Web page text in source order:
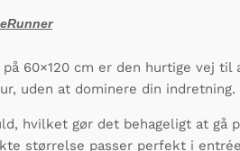
60×120 cm er den hurtige vej
uden at dominere din indretning.
hvilket gør det behageligt at gå
størrelse passer perfekt i